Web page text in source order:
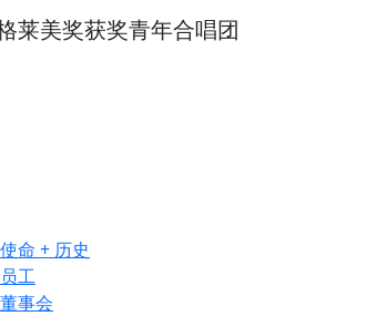
莱美奖获奖青年合唱团
使命 + 历史
员工
董事会